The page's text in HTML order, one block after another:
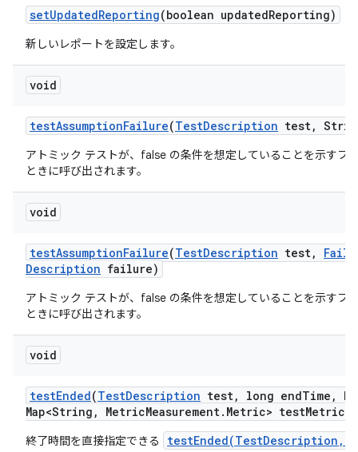
setUpdatedReporting(boolean updatedReporting)
新しいレポートを設定します。
void
testAssumptionFailure(TestDescription test,
アトミック テストが、false の条件を想定していることを示すフ
ときに呼び出されます。
void
testAssumptionFailure(TestDescription test,
Description failure)
アトミック テストが、false の条件を想定していることを示すフ
ときに呼び出されます。
void
testEnded(TestDescription test, long endTime ,
Map<String , MetricMeasurement. Metric> testMetrics)
終了時間を直接指定できる